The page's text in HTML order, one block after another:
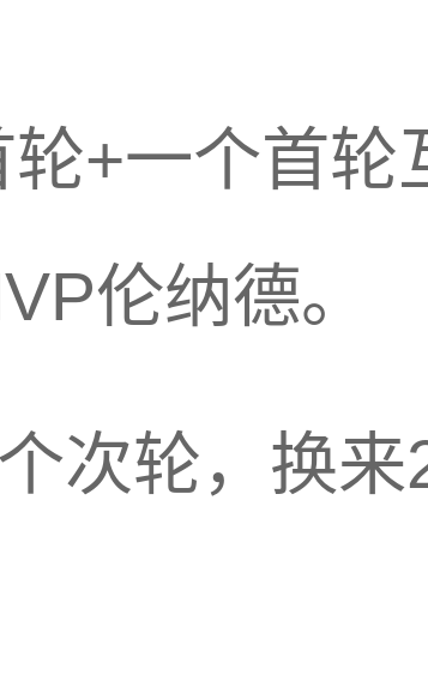
+一个首轮
伦纳德。
次轮，换